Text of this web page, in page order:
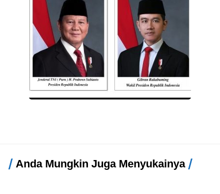
Anda Mungkin Juga Menyukainya